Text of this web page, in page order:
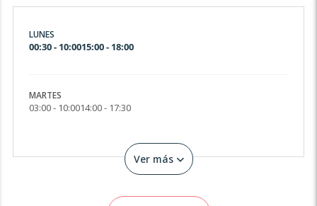
LUNES
00:30 - 10:0015:00 - 18:00
MARTES
03:00 - 10:0014:00 - 17:30
Ver más